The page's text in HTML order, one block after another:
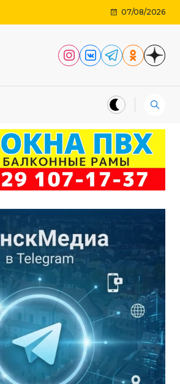
07/08/2026